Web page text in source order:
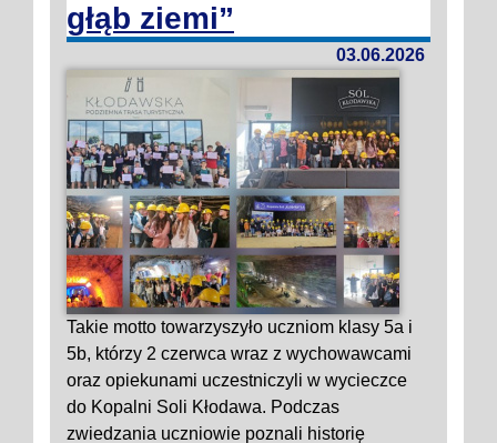
głąb ziemi”
03.06.2026
Takie motto towarzyszyło uczniom klasy 5a i
5b, którzy 2 czerwca wraz z wychowawcami
oraz opiekunami uczestniczyli w wycieczce
do Kopalni Soli Kłodawa. Podczas
zwiedzania uczniowie poznali historię